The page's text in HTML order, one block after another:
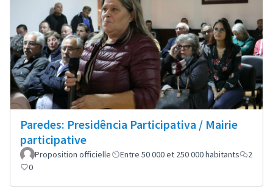
Paredes: Presidência Participativa / Mairie
participative
Proposition officielle Entre 50 000 et 250 000 habitants
2
0